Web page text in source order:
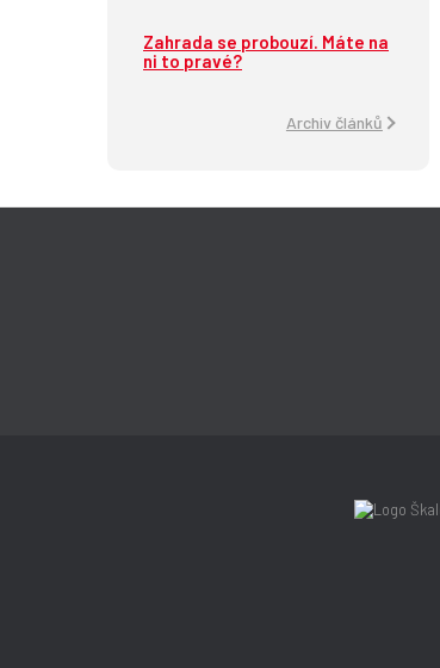
Zahrada se probouzí. Máte na
ni to pravé?
Archiv článků